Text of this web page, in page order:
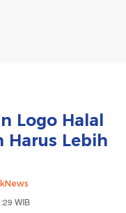
Logo Halal
Harus Lebih
WIB